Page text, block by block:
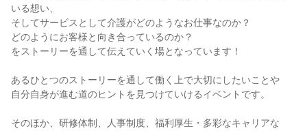
いる想い、
そしてサービスとして介護がどのようなお仕事なのか？
どのようにお客様と向き合っているのか？
をストーリーを通して伝えていく場となっています！
あるひとつのストーリーを通して働く上で大切にしたいことや
自分自身が進む道のヒントを見つけていけるイベントです。
そのほか、研修体制、人事制度、福利厚生・多彩なキャリアな